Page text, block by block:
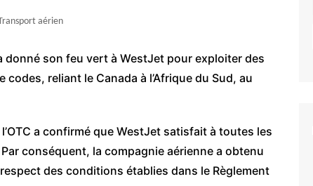
aérien
donné son feu vert à WestJet pour exploiter des
reliant le Canada à l’Afrique du Sud, au
a confirmé que WestJet satisfait à toutes les
conséquent, la compagnie aérienne a obtenu
des conditions établies dans le Règlement